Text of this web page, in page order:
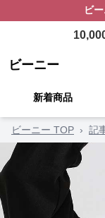
ビ
ビーニー
新着商品
ビーニー TOP › 記